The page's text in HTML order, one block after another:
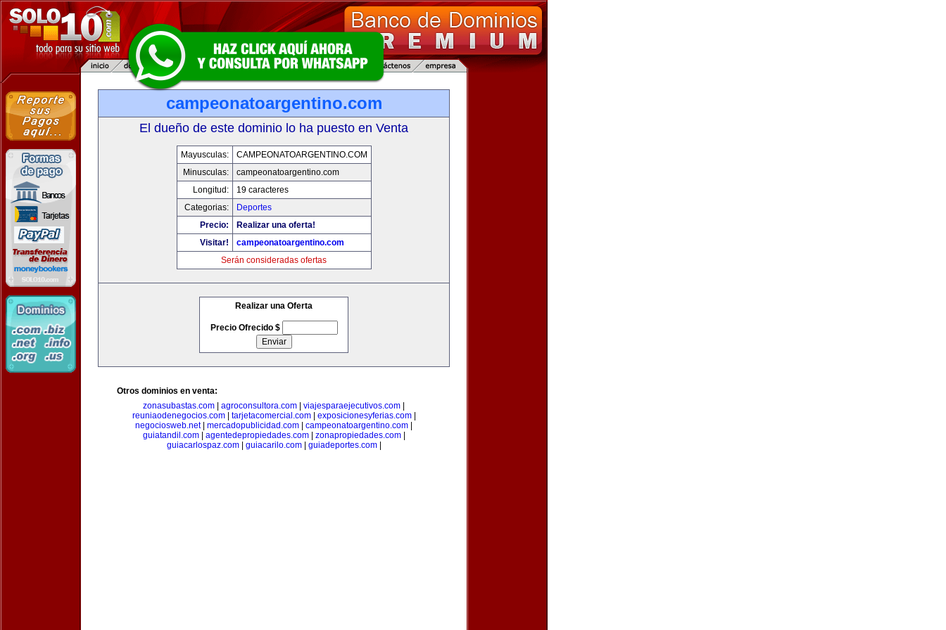
campeonatoargentino.com
El dueño de este dominio lo ha puesto en Venta
Mayusculas:
CAMPEONATOARGENTINO.COM
Minusculas:
campeonatoargentino.com
Longitud:
19 caracteres
Categorias:
Deportes
Precio:
Realizar una oferta!
Visitar!
campeonatoargentino.com
Serán consideradas ofertas
Realizar una Oferta
Precio Ofrecido $
Otros dominios en venta:
zonasubastas.com
agroconsultora.com viajesparaejecutivos.com
reuniaodenegocios.com| tarjetacomercial.com| exposicionesyferias.com|
negociosweb.net| mercadopublicidad.com campeonatoargentino.com
guiatandil.com| agentedepropiedades.com| zonapropiedades.com|
guiacarlospaz.com| guiacarilo.com| guiadeportes.com|